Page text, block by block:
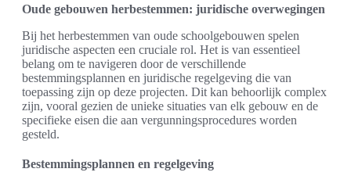
Oude gebouwen herbestemmen: juridische overwegingen
Bij het herbestemmen van oude schoolgebouwen spelen
juridische aspecten een cruciale rol. Het is van essentieel
belang om te navigeren door de verschillende
bestemmingsplannen en juridische regelgeving die van
toepassing zijn op deze projecten. Dit kan behoorlijk complex
zijn, vooral gezien de unieke situaties van elk gebouw en de
specifieke eisen die aan vergunningsprocedures worden
gesteld.
Bestemmingsplannen en regelgeving